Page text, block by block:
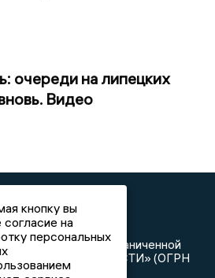
очереди на липецких
Видео
© NEWSLIPETSK.RU | СИ
Липецка»
Общество с ограниченной
НОВОСТИ» (ОГРН
кнопку вы
на
персональных